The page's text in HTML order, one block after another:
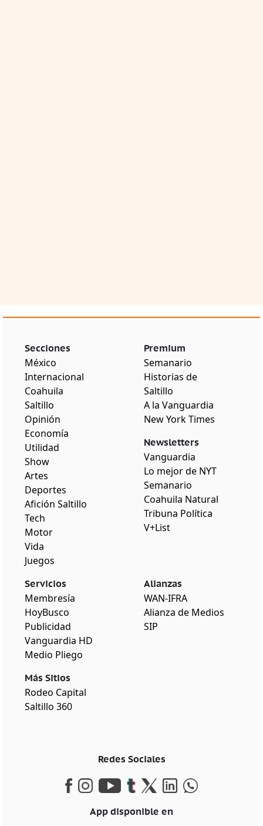
Secciones
México
Internacional
Coahuila
Saltillo
Opinión
Economía
Utilidad
Show
Artes
Deportes
Afición Saltillo
Tech
Motor
Vida
Juegos
Premium
Semanario
Historias de
Saltillo
A la Vanguardia
New York Times
Newsletters
Vanguardia
Lo mejor de NYT
Semanario
Coahuila Natural
Tribuna Política
V+List
Servicios
Membresía
HoyBusco
Publicidad
Vanguardia HD
Medio Pliego
Más Sitios
Rodeo Capital
Saltillo 360
Alianzas
WAN-IFRA
Alianza de Medios
SIP
Redes Sociales
App disponible en